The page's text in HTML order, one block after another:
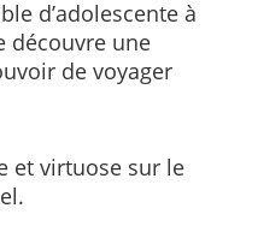
d’adolescente à
découvre une
de voyager
et virtuose sur le